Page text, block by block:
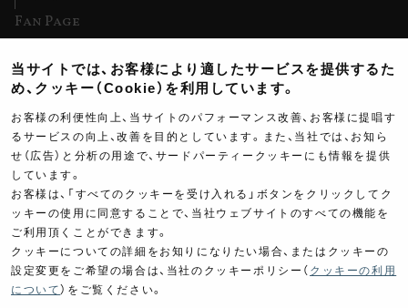
Fan Page
ヨシムラTV
イベント情報
イベントスケジュール
ツーリングブレイクタイム
製品ポスター
当サイトでは、お客様により適したサービスを提供するた
め、クッキー（Cookie）を利用しています。
お客様の利便性向上、当サイトのパフォーマンス改善、お客様に提唱す
るサービスの向上、改善を目的としています。また、当社では、お知ら
せ（広告）と分析の用途で、サードパーティークッキーにも情報を提供
しています。
お客様は、「すべてのクッキーを受け入れる」ボタンをクリックしてク
ッキーの使用に同意することで、当社ウェブサイトのすべての機能を
ご利用頂くことができます。
クッキーについての詳細をお知りになりたい場合、またはクッキーの
設定変更をご希望の場合は、当社のクッキーポリシー（ クッキーの利用
について ）をご覧ください。